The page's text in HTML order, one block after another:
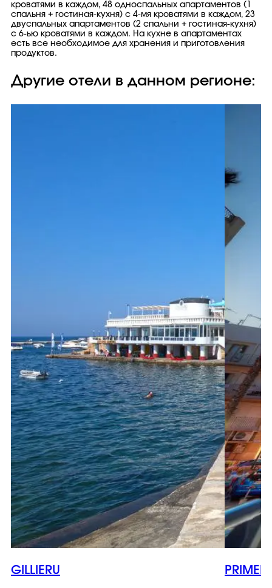
кроватями в каждом, 48 односпальных апартаментов (1
спальня + гостиная-кухня) с 4-мя кроватями в каждом, 23
двуспальных апартаментов (2 спальни + гостиная-кухня)
с 6-ью кроватями в каждом. На кухне в апартаментах
есть все необходимое для хранения и приготовления
продуктов.
Другие отели в данном регионе:
GILLIERU